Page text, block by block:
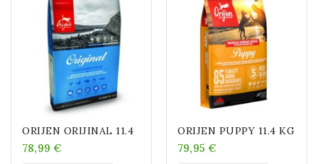
ORIJEN ORIJINAL 11.4
78,99 €
ORIJEN PUPPY 11.4 KG
79,95 €